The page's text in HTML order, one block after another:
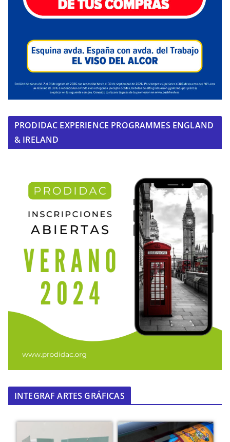
PRODIDAC EXPERIENCE PROGRAMMES ENGLAND
& IRELAND
INTEGRAF ARTES GRÁFICAS